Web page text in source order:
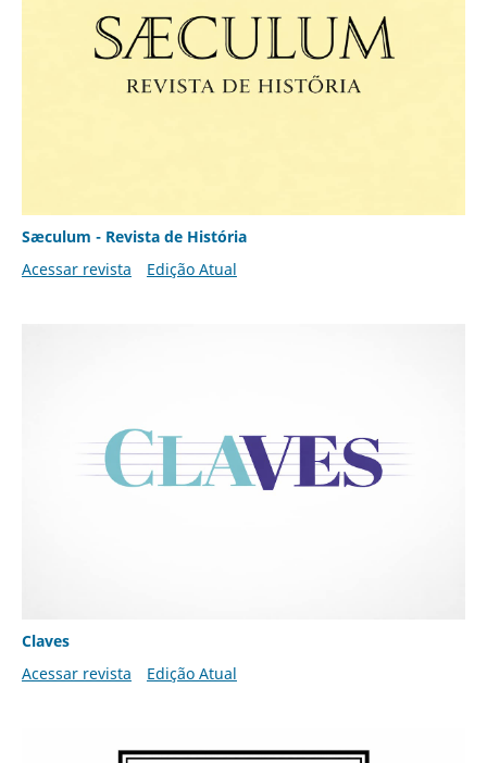
Sæculum - Revista de História
Acessar revista
Edição Atual
Claves
Acessar revista
Edição Atual